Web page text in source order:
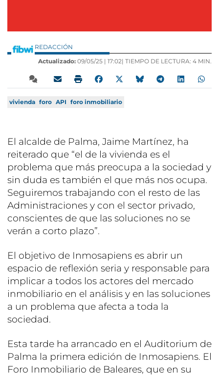
REDACCIÓN
Actualizado: 09/05/25 | 17:02| TIEMPO DE LECTURA: 4 MIN.
vivienda foro API foro inmobiliario
El alcalde de Palma, Jaime Martínez, ha
reiterado que “el de la vivienda es el
problema que más preocupa a la sociedad y
sin duda es también el que más nos ocupa.
Seguiremos trabajando con el resto de las
Administraciones y con el sector privado,
conscientes de que las soluciones no se
verán a corto plazo”.
El objetivo de Inmosapiens es abrir un
espacio de reflexión seria y responsable para
implicar a todos los actores del mercado
inmobiliario en el análisis y en las soluciones
a un problema que afecta a toda la
sociedad.
Esta tarde ha arrancado en el Auditorium de
Palma la primera edición de Inmosapiens. El
Foro Inmobiliario de Baleares, que en su